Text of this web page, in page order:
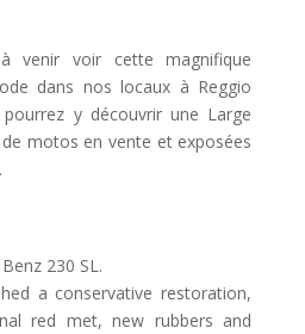
venir voir cette magnifique
dans nos locaux à Reggio
y découvrir une Large
motos en vente et exposées
230 SL.
a conservative restoration,
red met, new rubbers and